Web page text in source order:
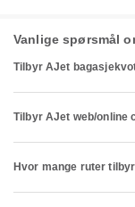
Vanlige spørsmål
Tilbyr AJet
Tilbyr AJet web/online
Hvor mange ruter